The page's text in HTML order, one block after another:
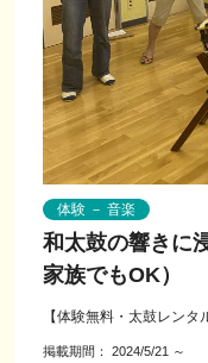
体験 － 音楽
和太鼓の響きに
家族でもOK）
【体験無料・太鼓レン
掲載期間： 2024/5/21 ～